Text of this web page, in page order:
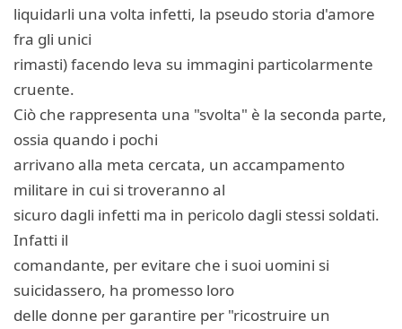
liquidarli una volta infetti, la pseudo storia d'amore
fra gli unici
rimasti) facendo leva su immagini particolarmente
cruente.
Ciò che rappresenta una "svolta" è la seconda parte,
ossia quando i pochi
arrivano alla meta cercata, un accampamento
militare in cui si troveranno al
sicuro dagli infetti ma in pericolo dagli stessi soldati.
Infatti il
comandante, per evitare che i suoi uomini si
suicidassero, ha promesso loro
delle donne per garantire per "ricostruire un